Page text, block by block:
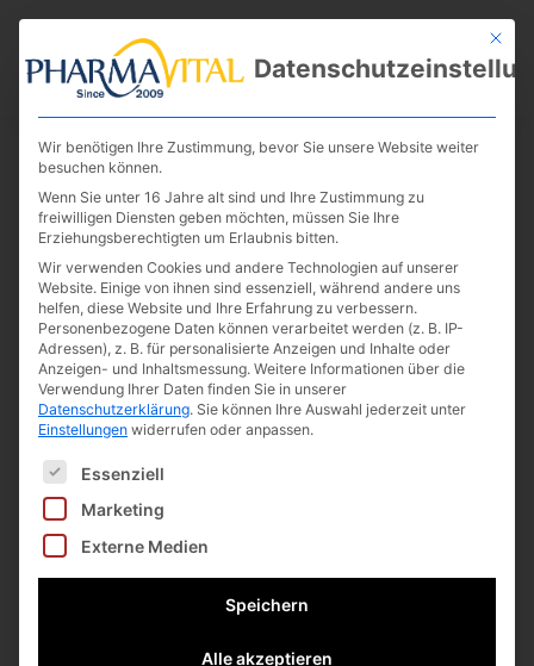
Vitamin B12 1000 μg 120
Tabletten
Mit
Wir benötigen Ihre Zustimmung, bevor Sie unsere Website weiter
besuchen können.
Wenn Sie unter 16 Jahre alt sind und Ihre Zustimmung zu
freiwilligen Diensten geben möchten, müssen Sie Ihre
Erziehungsberechtigten um Erlaubnis bitten.
Wir verwenden Cookies und andere Technologien auf unserer
Website. Einige von ihnen sind essenziell, während andere uns
helfen, diese Website und Ihre Erfahrung zu verbessern.
Personenbezogene Daten können verarbeitet werden (z. B. IP-
Adressen), z. B. für personalisierte Anzeigen und Inhalte oder
Anzeigen- und Inhaltsmessung. Weitere Informationen über die
Verwendung Ihrer Daten finden Sie in unserer
Datenschutzerklärung. Sie können Ihre Auswahl jederzeit unter
Einstellungen widerrufen oder anpassen.
Es folgt eine Liste der Service-Gruppen, für die eine
Essenziell
Marketing
Externe Medien
Speichern
Alle akzeptieren